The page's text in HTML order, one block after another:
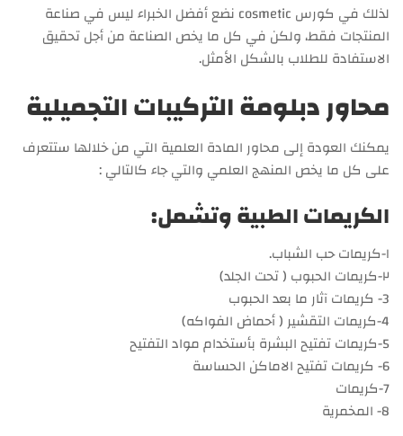
لذلك في كورس cosmetic نضع أفضل الخبراء ليس في صناعة
المنتجات فقط، ولكن في كل ما يخص الصناعة من أجل تحقيق
الاستفادة للطلاب بالشكل الأمثل.
محاور دبلومة التركيبات التجميلية
يمكنك العودة إلى محاور المادة العلمية التي من خلالها ستتعرف
على كل ما يخص المنهج العلمي والتي جاء كالتالي :
الكريمات الطبية وتشمل:
١-كريمات حب الشباب.
٢-كريمات الحبوب ( تحت الجلد)
3- كريمات آثار ما بعد الحبوب
4-كريمات التقشير ( أحماض الفواكه)
5-كريمات تفتيح البشرة بأستخدام مواد التفتيح
6- كريمات تفتيح الاماكن الحساسة
7-كريمات
8- المخمرية